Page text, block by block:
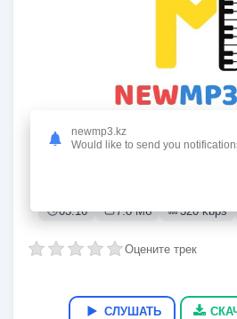
03:16 7.8 Мб 320 kbps
Оцените трек
СЛУШАТЬ
newmp3.kz
Would like to send you